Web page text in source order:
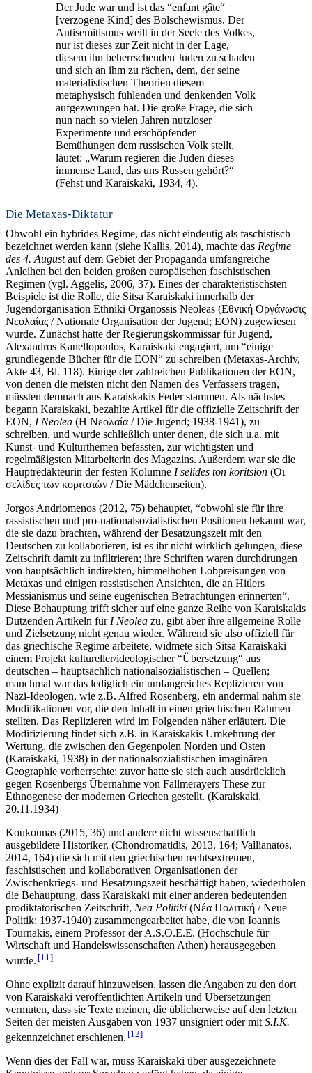
Der Jude war und ist das “enfant gâte“
[verzogene Kind] des Bolschewismus. Der
Antisemitismus weilt in der Seele des Volkes,
nur ist dieses zur Zeit nicht in der Lage,
diesem ihn beherrschenden Juden zu schaden
und sich an ihm zu rächen, dem, der seine
materialistischen Theorien diesem
metaphysisch fühlenden und denkenden Volk
aufgezwungen hat. Die große Frage, die sich
nun nach so vielen Jahren nutzloser
Experimente und erschöpfender
Bemühungen dem russischen Volk stellt,
lautet: „Warum regieren die Juden dieses
immense Land, das uns Russen gehört?“
(Fehst und Karaiskaki, 1934, 4).
Die Metaxas-Diktatur
Obwohl ein hybrides Regime, das nicht eindeutig als faschistisch
bezeichnet werden kann (siehe Kallis, 2014), machte das Regime
des 4. Augustauf dem Gebiet der Propaganda umfangreiche
Anleihen bei den beiden großen europäischen faschistischen
Regimen (vgl. Aggelis, 2006, 37). Eines der charakteristischsten
Beispiele ist die Rolle, die Sitsa Karaiskaki innerhalb der
Jugendorganisation Ethniki Organossis Neoleas (Εθνική Οργάνωσις
Νεολαίας / Nationale Organisation der Jugend; ΕΟΝ) zugewiesen
wurde. Zunächst hatte der Regierungskommissar für Jugend,
Alexandros Kanellopoulos, Karaiskaki engagiert, um “einige
grundlegende Bücher für die EON“ zu schreiben (Metaxas-Archiv,
Akte 43, Bl. 118). Einige der zahlreichen Publikationen der EON,
von denen die meisten nicht den Namen des Verfassers tragen,
müssten demnach aus Karaiskakis Feder stammen. Als nächstes
begann Karaiskaki, bezahlte Artikel für die offizielle Zeitschrift der
EON, Ι Neolea (Η Νεολαία / Die Jugend; 1938-1941), zu
schreiben, und wurde schließlich unter denen, die sich u.a. mit
Kunst- und Kulturthemen befassten, zur wichtigsten und
regelmäßigsten Mitarbeiterin des Magazins. Außerdem war sie die
Hauptredakteurin der festen Kolumne I selides ton koritsion (Οι
σελίδες των κοριτσιών / Die Mädchenseiten).
Jorgos Andriomenos (2012, 75) behauptet, “obwohl sie für ihre
rassistischen und pro-nationalsozialistischen Positionen bekannt war,
die sie dazu brachten, während der Besatzungszeit mit den
Deutschen zu kollaborieren, ist es ihr nicht wirklich gelungen, diese
Zeitschrift damit zu infiltrieren; ihre Schriften waren durchdrungen
von hauptsächlich indirekten, himmelhohen Lobpreisungen von
Metaxas und einigen rassistischen Ansichten, die an Hitlers
Messianismus und seine eugenischen Betrachtungen erinnerten“.
Diese Behauptung trifft sicher auf eine ganze Reihe von Karaiskakis
Dutzenden Artikeln für I Neolea zu, gibt aber ihre allgemeine Rolle
und Zielsetzung nicht genau wieder. Während sie also offiziell für
das griechische Regime arbeitete, widmete sich Sitsa Karaiskaki
einem Projekt kultureller/ideologischer “Übersetzung“ aus
deutschen – hauptsächlich nationalsozialistischen – Quellen;
manchmal war das lediglich ein umfangreiches Replizieren von
Nazi-Ideologen, wie z.B. Alfred Rosenberg, ein andermal nahm sie
Modifikationen vor, die den Inhalt in einen griechischen Rahmen
stellten. Das Replizieren wird im Folgenden näher erläutert. Die
Modifizierung findet sich z.B. in Karaiskakis Umkehrung der
Wertung, die zwischen den Gegenpolen Norden und Osten
(Karaiskaki, 1938) in der nationalsozialistischen imaginären
Geographie vorherrschte; zuvor hatte sie sich auch ausdrücklich
gegen Rosenbergs Übernahme von Fallmerayers These zur
Ethnogenese der modernen Griechen gestellt. (Karaiskaki,
20.11.1934)
Koukounas (2015, 36) und andere nicht wissenschaftlich
ausgebildete Historiker, (Chondromatidis, 2013, 164; Vallianatos,
2014, 164) die sich mit den griechischen rechtsextremen,
faschistischen und kollaborativen Organisationen der
Zwischenkriegs- und Besatzungszeit beschäftigt haben, wiederholen
die Behauptung, dass Karaiskaki mit einer anderen bedeutenden
prodiktatorischen Zeitschrift, Nea Politiki (Νέα Πολιτική / Neue
Politik; 1937-1940) zusammengearbeitet habe, die von Ioannis
Tournakis, einem Professor der A.S.O.E.E. (Hochschule für
Wirtschaft und Handelswissenschaften Athen) herausgegeben
wurde. 11
Ohne explizit darauf hinzuweisen, lassen die Angaben zu den dort
von Karaiskaki veröffentlichten Artikeln und Übersetzungen
vermuten, dass sie Texte meinen, die üblicherweise auf den letzten
Seiten der meisten Ausgaben von 1937 unsigniert oder mit S.I.K.
gekennzeichnet erschienen. 12
Wenn dies der Fall war, muss Karaiskaki über ausgezeichnete